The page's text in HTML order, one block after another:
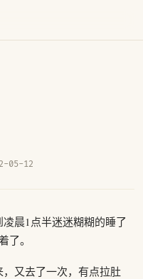
05-12
晨1点半迷迷糊糊的睡了
了。
又去了一次，有点拉肚